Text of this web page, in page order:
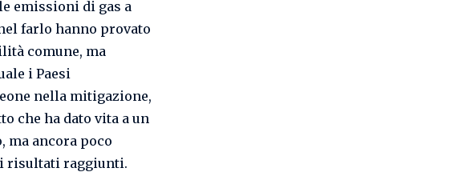
emissioni di gas a
farlo hanno provato
comune, ma
i Paesi
nella mitigazione,
che ha dato vita a un
ma ancora poco
risultati raggiunti.